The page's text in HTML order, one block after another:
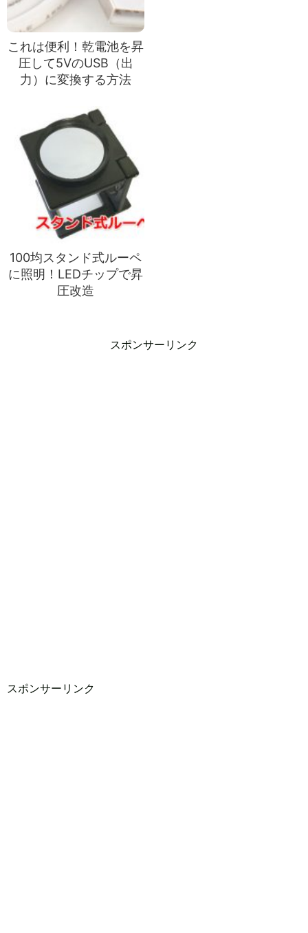
これは便利！乾電池を昇
圧して5VのUSB（出
力）に変換する方法
100均スタンド式ルーペ
に照明！LEDチップで昇
圧改造
スポンサーリンク
スポンサーリンク